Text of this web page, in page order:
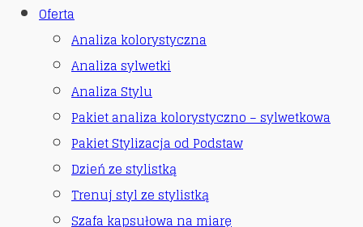
Oferta
Analiza kolorystyczna
Analiza sylwetki
Analiza Stylu
Pakiet analiza kolorystyczno – sylwetkowa
Pakiet Stylizacja od Podstaw
Dzień ze stylistką
Trenuj styl ze stylistką
Szafa kapsułowa na miarę